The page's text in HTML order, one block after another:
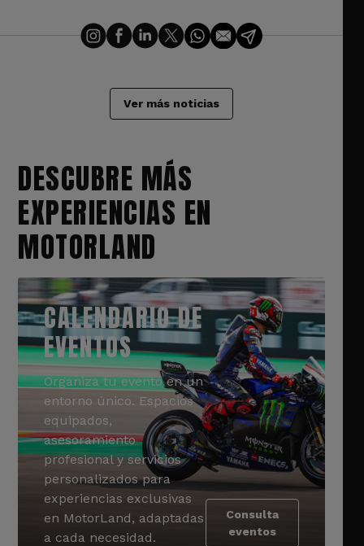
Ver más noticias
DESCUBRE MÁS
EXPERIENCIAS EN
MOTORLAND
CALENDARIO DE
EVENTOS
Organiza tu evento en un
entorno único. Espacios
equipados,
asesoramiento
profesional y servicios
personalizados para
experiencias exclusivas
en MotorLand, adaptadas
a cada necesidad.
Consulta
eventos